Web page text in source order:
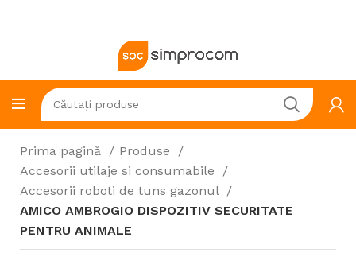
Prima pagină
Produse
Accesorii utilaje si consumabile
Accesorii roboti de tuns gazonul
AMICO AMBROGIO DISPOZITIV SECURITATE
PENTRU ANIMALE